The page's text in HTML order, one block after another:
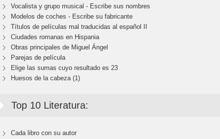
Vocalista y grupo musical - Escribe sus nombres
Modelos de coches - Escribe su fabricante
Títulos de películas mal traducidas al español II
Ciudades romanas en Hispania
Obras principales de Miguel Ángel
Parejas de película
Elige las sumas cuyo resultado es 23
Huesos de la cabeza (1)
Top 10 Literatura:
Cada libro con su autor